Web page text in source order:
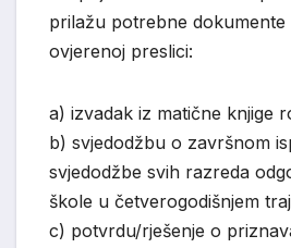
prilažu potrebne dokumente
ovjerenoj preslici:
a) izvadak iz matične knjige
b) svjedodžbu o završnom
svjedodžbe svih razreda
škole u četverogodišnjem
c) potvrdu/rješenje o